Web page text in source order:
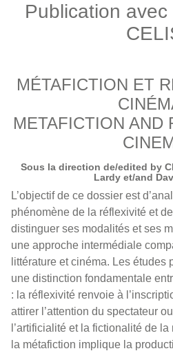
Publication
MÉTAFICTION ET
METAFICTION AND
Sous la direction de/edited by
Lardy et/and
L’objectif de ce dossier est
phénomène de la réflexivité et
distinguer ses modalités et ses
une approche intermédiale
littérature et cinéma. Les études
une distinction fondamentale
: la réflexivité renvoie à
attirer l’attention du spectateur
l’artificialité et la fictionalité de
la métafiction implique la